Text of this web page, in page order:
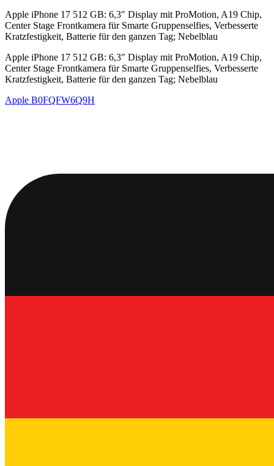
Apple iPhone 17 512 GB: 6,3" Display mit ProMotion, A19 Chip,
Center Stage Frontkamera für Smarte Gruppenselfies, Verbesserte
Kratzfestigkeit, Batterie für den ganzen Tag; Nebelblau
Apple iPhone 17 512 GB: 6,3" Display mit ProMotion, A19 Chip,
Center Stage Frontkamera für Smarte Gruppenselfies, Verbesserte
Kratzfestigkeit, Batterie für den ganzen Tag; Nebelblau
Apple B0FQFW6Q9H